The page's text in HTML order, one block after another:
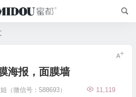
海报，面膜墙
（微信号：588693）
11,119